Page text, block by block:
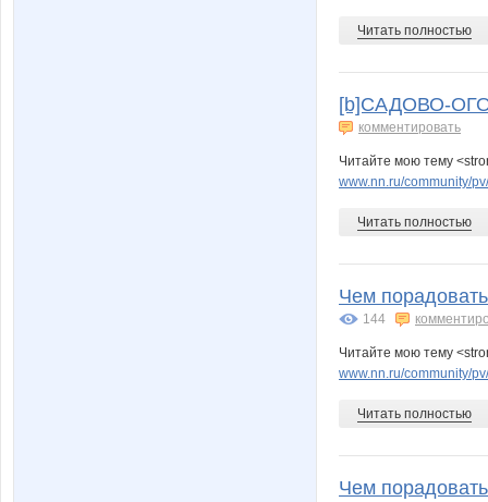
Читать полностью
[b]САДОВО-
комментировать
Читайте мою тему
www.nn.ru/community/
Читать полностью
Чем
144
Читайте мою тему
www.nn.ru/community/
Читать полностью
Чем